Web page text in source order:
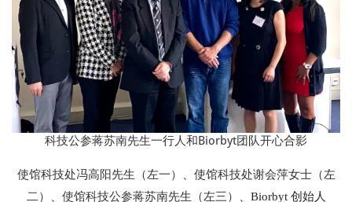
科技公参蒋苏南先生一行人和Biorbyt团队开心合影
使馆科技处冯高阳先生（左一）、使馆科技处谢会萍女士（左
二）、使馆科技公参蒋苏南先生（左三）、 Biorbyt 创始人